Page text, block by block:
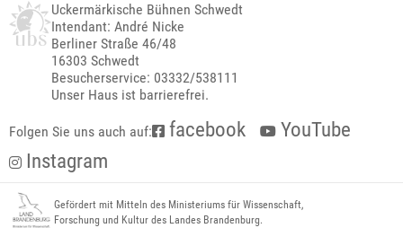
Uckermärkische Bühnen Schwedt
Intendant: André Nicke
Berliner Straße 46/48
16303 Schwedt
Besucherservice: 03332/538111
Unser Haus ist barrierefrei.
Folgen Sie uns auch auf: facebook
YouTube
Instagram
Gefördert mit Mitteln des Ministeriums für Wissenschaft,
Forschung und Kultur des Landes Brandenburg.